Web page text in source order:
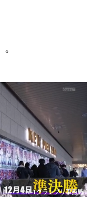
なんでやねん！？」
にする？～
ミカタ
。
©M-1グランプリ事務局